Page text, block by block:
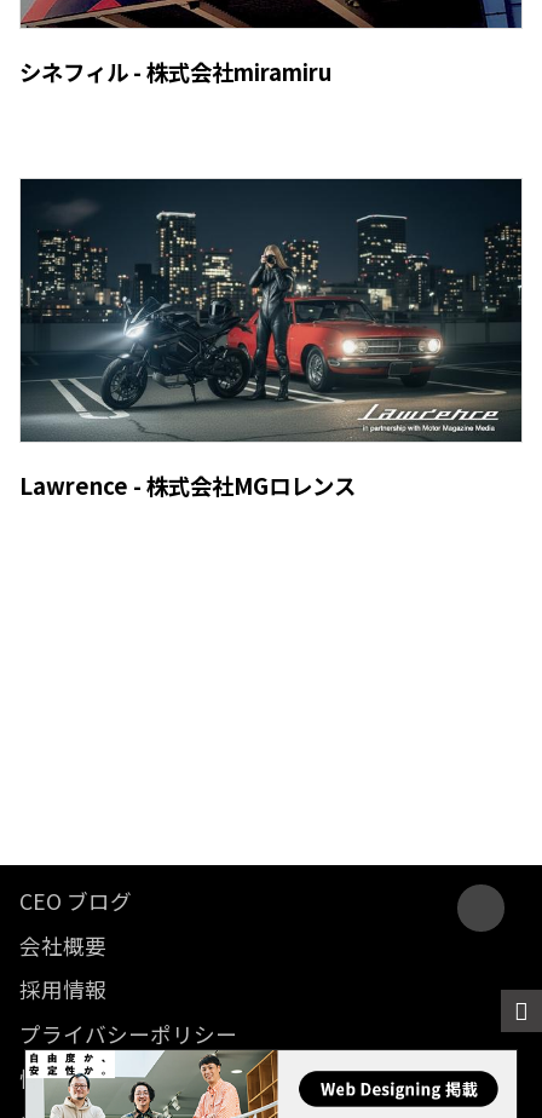
シネフィル - 株式会社miramiru
Lawrence - 株式会社MGロレンス
CEO ブログ
会社概要
採用情報
プライバシーポリシー
情報セキュリティ方針